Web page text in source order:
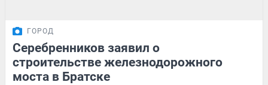
ГОРОД
Серебренников заявил о
строительстве железнодорожного
моста в Братске